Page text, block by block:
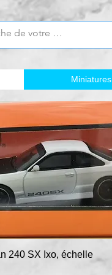
Miniatures
Aperçu rapide
240 SX Ixo, échelle